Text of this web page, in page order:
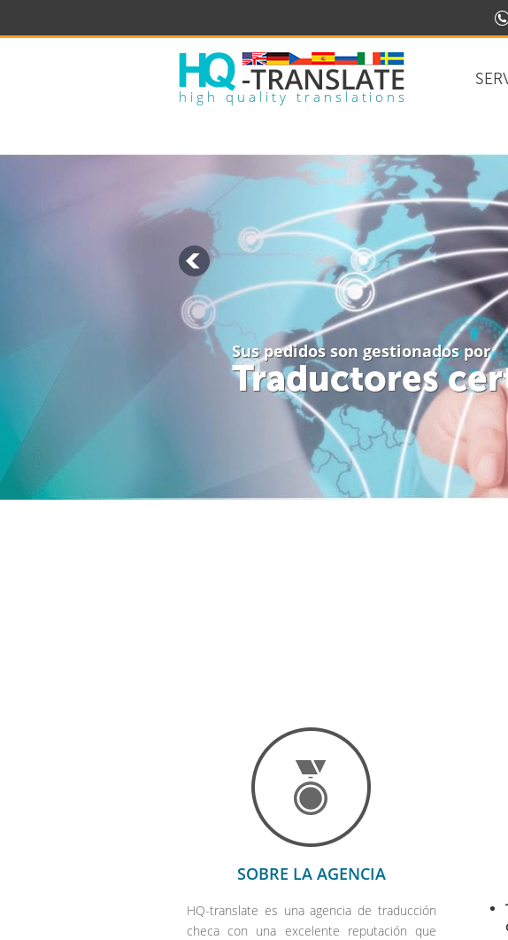
high quality translations
Sus pedidos son gestionados por
Traductores
SOBRE LA AGENCIA
HQ-translate es una agencia de traducción
checa con una excelente reputación que